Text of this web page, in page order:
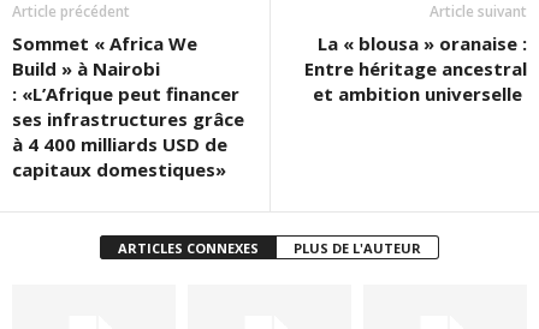
Article précédent
Sommet « Africa We
Build » à Nairobi
: «L’Afrique peut financer
ses infrastructures grâce
à 4 400 milliards USD de
capitaux domestiques»
Article suivant
La « blousa » oranaise :
Entre héritage ancestral
et ambition universelle
ARTICLES CONNEXES PLUS DE L'AUTEUR